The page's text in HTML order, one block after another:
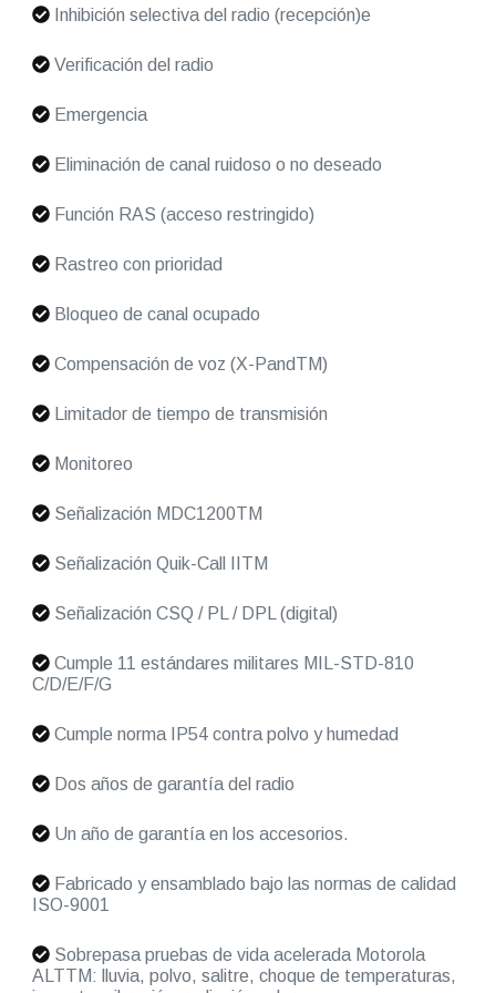
Inhibición selectiva del radio (recepción)e
Verificación del radio
Emergencia
Eliminación de canal ruidoso o no deseado
Función RAS (acceso restringido)
Rastreo con prioridad
Bloqueo de canal ocupado
Compensación de voz (X-PandTM)
Limitador de tiempo de transmisión
Monitoreo
Señalización MDC1200TM
Señalización Quik-Call IITM
Señalización CSQ / PL / DPL (digital)
Cumple 11 estándares militares MIL-STD-810
C/D/E/F/G
Cumple norma IP54 contra polvo y humedad
Dos años de garantía del radio
Un año de garantía en los accesorios.
Fabricado y ensamblado bajo las normas de calidad
ISO-9001
Sobrepasa pruebas de vida acelerada Motorola
ALTTM: lluvia, polvo, salitre, choque de temperaturas,